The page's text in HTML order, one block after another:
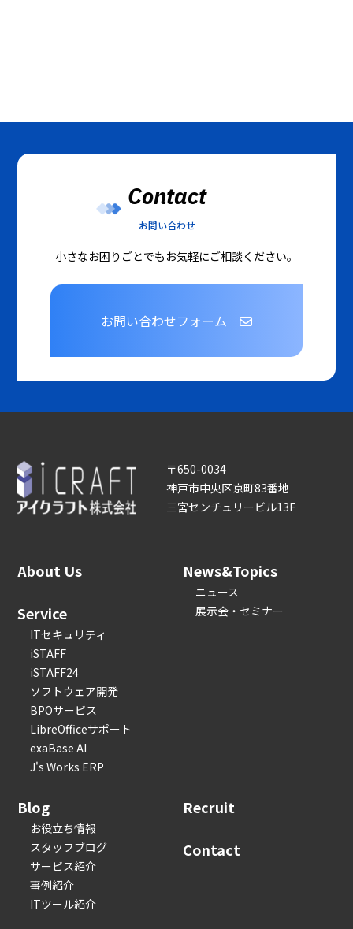
Contact
お問い合わせ
小さなお困りごとでもお気軽にご相談ください。
お問い合わせフォーム
〒650-0034
神戸市中央区京町83番地
三宮センチュリービル13F
About Us
Service
ITセキュリティ
iSTAFF
iSTAFF24
ソフトウェア開発
BPOサービス
LibreOfficeサポート
exaBase AI
J's Works ERP
News&Topics
ニュース
展示会・セミナー
Blog
お役立ち情報
スタッフブログ
サービス紹介
事例紹介
ITツール紹介
Recruit
Contact